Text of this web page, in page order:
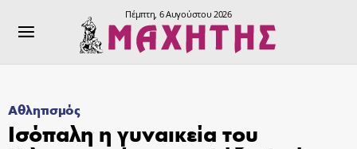
Πέμπτη, 6 Αυγούστου 2026
Αθλητισμός
Ισόπαλη η γυναικεία του